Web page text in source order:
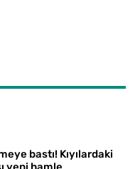
bastı! Kıyılardaki